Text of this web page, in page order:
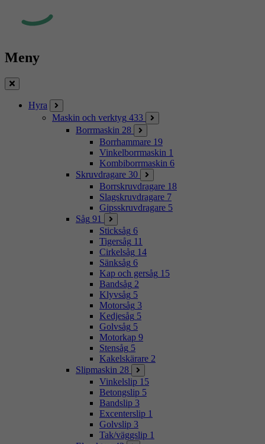
Meny
Stäng
Hyra
Maskin och verktyg 433
Borrmaskin 28
Borrhammare 19
Vinkelborrmaskin 1
Kombiborrmaskin 6
Skruvdragare 30
Borrskruvdragare 18
Slagskruvdragare 7
Gipsskruvdragare 5
Såg 91
Sticksåg 6
Tigersåg 11
Cirkelsåg 14
Sänksåg 6
Kap och gersåg 15
Bandsåg 2
Klyvsåg 5
Motorsåg 3
Kedjesåg 5
Golvsåg 5
Motorkap 9
Stensåg 5
Kakelskärare 2
Slipmaskin 28
Vinkelslip 15
Betongslip 5
Bandslip 3
Excenterslip 1
Golvslip 3
Tak/väggslip 1